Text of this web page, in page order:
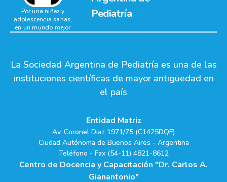
Pediatría
Por una niñez y
adolescencia sanas,
en un mundo mejor
La Sociedad Argentina de Pediatría es una de las
instituciones científicas de mayor antigüedad en
el país
Entidad Matriz
Av. Coronel Diaz 1971/75 (C1425DQF)
Ciudad Autónoma de Buenos Aires - Argentina
Teléfono - Fax (54-11) 4821-8612
Centro de Docencia y Capacitación "Dr. Carlos A.
Gianantonio"